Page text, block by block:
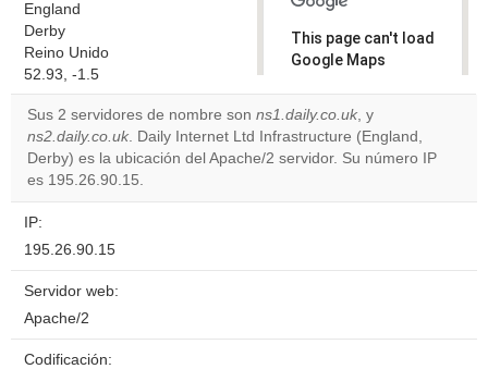
England
Derby
Reino Unido
52.93, -1.5
This page can't load
Google Maps
Do you
own this
website?
OK
Sus 2 servidores de nombre son ns1.daily.co.uk, y
ns2.daily.co.uk. Daily Internet Ltd Infrastructure (England,
Derby) es la ubicación del Apache/2 servidor. Su número IP
es 195.26.90.15.
IP:
195.26.90.15
Servidor web:
Apache/2
Codificación: